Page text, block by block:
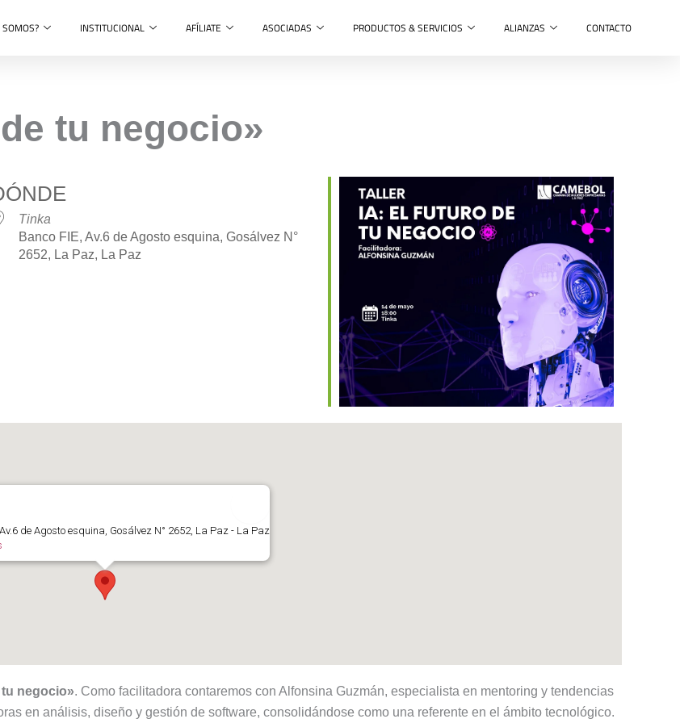
INSTITUCIONAL AFÍLIATE ASOCIADAS PRODUCTOS & SERVICIOS ALIANZAS CONTACTO
tu negocio»
Outlook Live
Tinka
Banco FIE, Av.6 de Agosto esquina, Gosálvez N°
2652, La Paz, La Paz
de Agosto esquina, Gosálvez N° 2652, La Paz - La Paz
negocio». Como facilitadora contaremos con Alfonsina Guzmán, especialista en mentoring y tendencias
en análisis, diseño y gestión de software, consolidándose como una referente en el ámbito tecnológico.